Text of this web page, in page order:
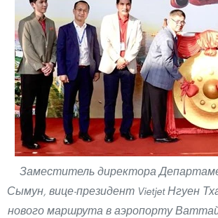
Заместитель директора
Сымун, вице-президент Vietjet Нгуен
нового маршрута в аэропорту